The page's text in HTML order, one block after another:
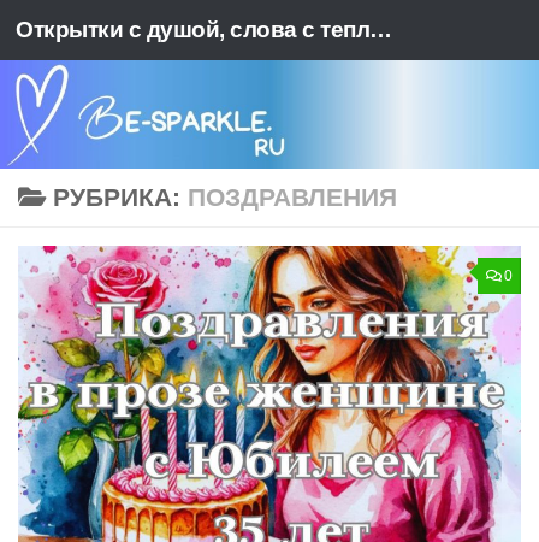
Перейти к содержимому Открытки с душой, слова с теплотой. BE-SPARKLE - Ваш источник позитива
РУБРИКА: ПОЗДРАВЛЕНИЯ
0